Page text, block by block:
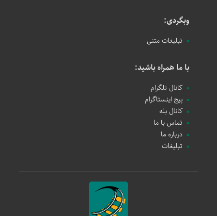
وبگردی:
تبلیغات متنی
با ما همراه باشید:
کانال تلگرام
پیج اینستاگرام
کانال بله
تماس با ما
درباره ما
تبلیغات